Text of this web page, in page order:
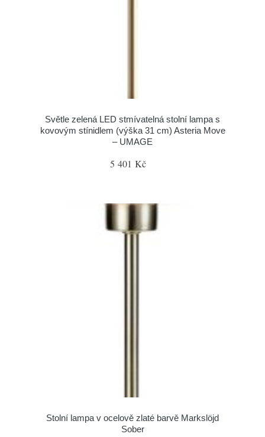
Světle zelená LED stmívatelná stolní lampa s
kovovým stínidlem (výška 31 cm) Asteria Move
– UMAGE
5 401 Kč
Stolní lampa v ocelově zlaté barvě Markslöjd
Sober